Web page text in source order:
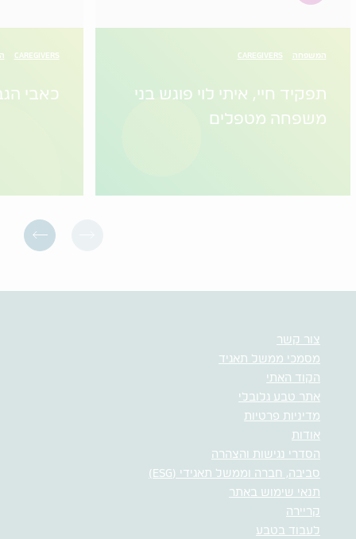
המשפחה CAREGIVERS
תפקיד חיי, איתי לוי פוגש בני
משפחה מטפלים
CAREGIVERS
כאבי
צור קשר
מסמכי ממשל תאגיד
הקוד האתי
אתר טבע גלובלי
מדיניות פרטיות
אודות
הסדרי נגישות והצהרה
סביבה, חברה וממשל תאגידי (ESG)
תנאי שימוש באתר
קריירה
לעבוד בטבע